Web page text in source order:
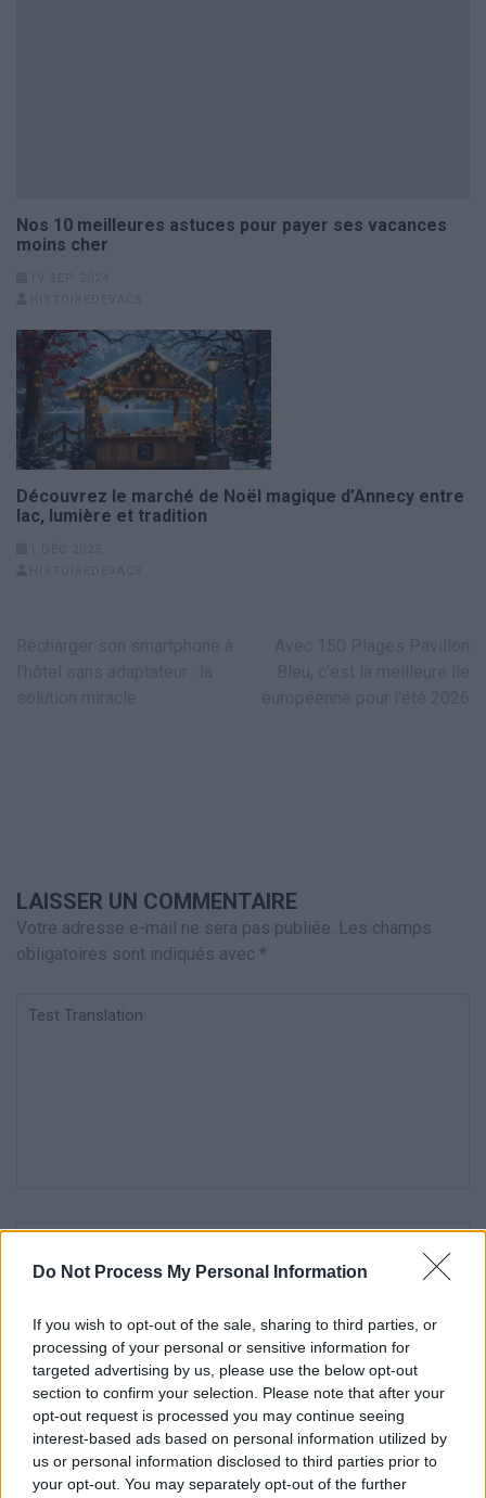
Do Not Process My Personal Information
If you wish to opt-out of the sale, sharing to third parties, or
processing of your personal or sensitive information for
targeted advertising by us, please use the below opt-out
section to confirm your selection. Please note that after your
opt-out request is processed you may continue seeing
interest-based ads based on personal information utilized by
us or personal information disclosed to third parties prior to
your opt-out. You may separately opt-out of the further
Nos 10 meilleures astuces pour payer ses vacances
moins cher
Découvrez le marché de Noël magique d’Annecy entre
lac, lumière et tradition
LAISSER UN COMMENTAIRE
Votre adresse e-mail ne sera pas publiée. Les champs
obligatoires sont indiqués avec *
Test
Nom*
Enregistrer mon nom, mon e-mail et mon site dans le
navigateur pour mon prochain commentaire.